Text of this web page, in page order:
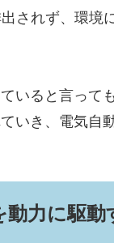
されず、環
いると言って
いき、電気自
動力に駆動